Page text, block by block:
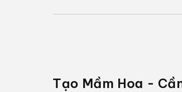
Tạo Mầm Hoa -